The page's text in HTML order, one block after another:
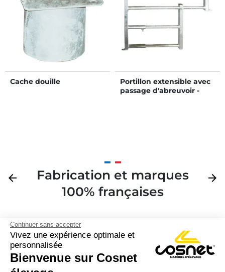
Continuer sans accepter
Vivez une expérience optimale et
personnalisée
Bienvenue sur Cosnet
Cache douille
Portillon extensible avec
passage d'abreuvoir -
Précédent
arrow_back
Fabrication et marques
100% françaises
arrow_forward